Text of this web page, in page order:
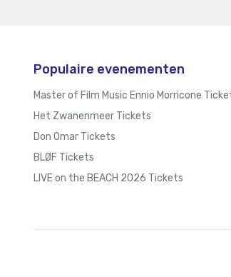
Populaire evenementen
Master of Film Music Ennio Morricone
Het Zwanenmeer Tickets
Don Omar Tickets
BLØF Tickets
LIVE on the BEACH 2026 Tickets